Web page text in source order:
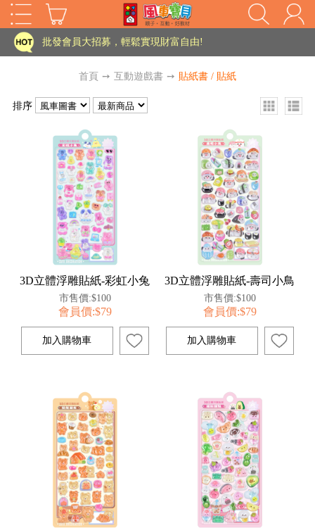
HOT
家長樂了!「風車書版集團暨FOOD超人企業總部」目前正興建中!
批發會員大招募，輕鬆實現財富自由!
老師您好!!幼教會員火熱招募中~
批發會員大招募，輕鬆實現財富自由!
老師您好!!幼教會員火熱招募中~
海外購物免煩惱！點我查看『海外購物流程說明』
首頁 ➙ 互動遊戲書 ➙ 貼紙書 / 貼紙
排序
3D立體浮雕貼紙-彩虹小兔
市售價:$100
會員價:$79
3D立體浮雕貼紙-壽司小鳥
市售價:$100
會員價:$79